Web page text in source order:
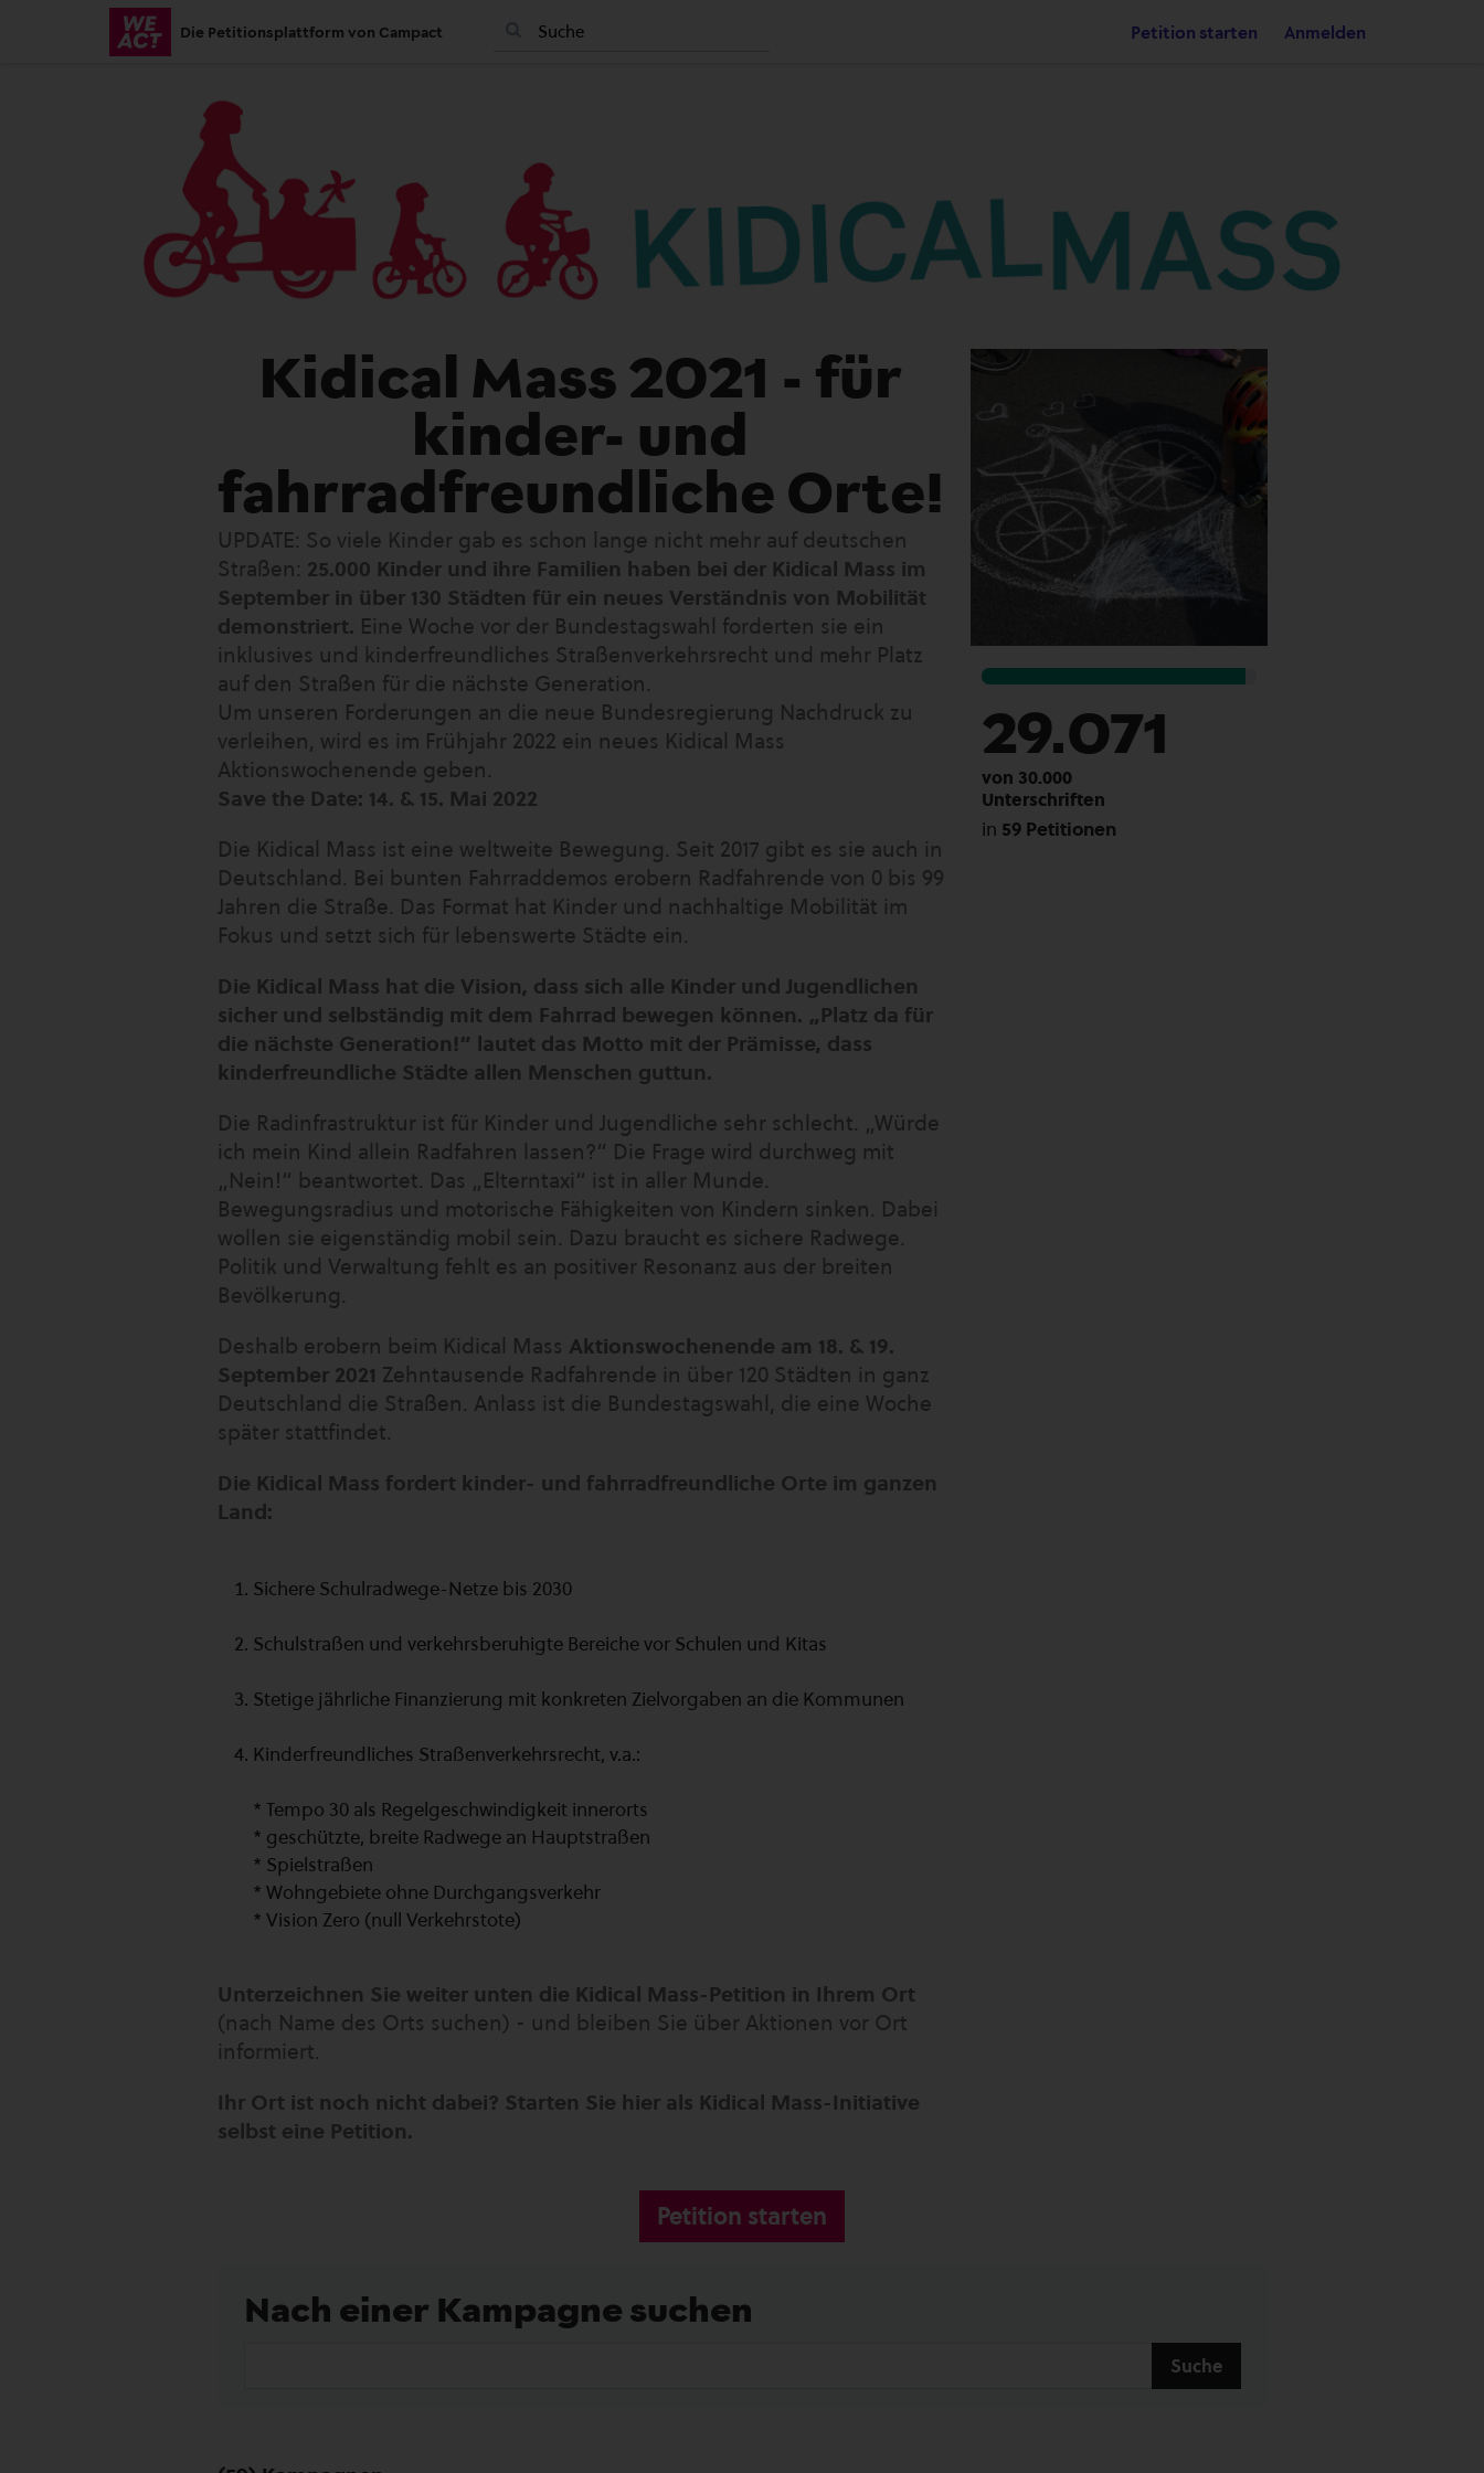
Die Petitionsplattform von Campact Petition starten Anmelden
Kidical Mass 2021 - für
kinder- und
fahrradfreundliche Orte!
UPDATE: So viele Kinder gab es schon lange nicht mehr auf deutschen
Straßen: 25.000 Kinder und ihre Familien haben bei der Kidical Mass im
September in über 130 Städten für ein neues Verständnis von Mobilität
demonstriert. Eine Woche vor der Bundestagswahl forderten sie ein
inklusives und kinderfreundliches Straßenverkehrsrecht und mehr Platz
auf den Straßen für die nächste Generation.
Um unseren Forderungen an die neue Bundesregierung Nachdruck zu
verleihen, wird es im Frühjahr 2022 ein neues Kidical Mass
Aktionswochenende geben.
Save the Date: 14. & 15. Mai 2022
Die Kidical Mass ist eine weltweite Bewegung. Seit 2017 gibt es sie auch in
Deutschland. Bei bunten Fahrraddemos erobern Radfahrende von 0 bis 99
Jahren die Straße. Das Format hat Kinder und nachhaltige Mobilität im
Fokus und setzt sich für lebenswerte Städte ein.
Die Kidical Mass hat die Vision, dass sich alle Kinder und Jugendlichen
sicher und selbständig mit dem Fahrrad bewegen können. „Platz da für
die nächste Generation!“ lautet das Motto mit der Prämisse, dass
kinderfreundliche Städte allen Menschen guttun.
Die Radinfrastruktur ist für Kinder und Jugendliche sehr schlecht. „Würde
ich mein Kind allein Radfahren lassen?“ Die Frage wird durchweg mit
„Nein!“ beantwortet. Das „Elterntaxi“ ist in aller Munde.
Bewegungsradius und motorische Fähigkeiten von Kindern sinken. Dabei
wollen sie eigenständig mobil sein. Dazu braucht es sichere Radwege.
Politik und Verwaltung fehlt es an positiver Resonanz aus der breiten
Bevölkerung.
Deshalb erobern beim Kidical Mass Aktionswochenende am 18. & 19.
September 2021 Zehntausende Radfahrende in über 120 Städten in ganz
Deutschland die Straßen. Anlass ist die Bundestagswahl, die eine Woche
später stattfindet.
Die Kidical Mass fordert kinder- und fahrradfreundliche Orte im ganzen
Land:
Sichere Schulradwege-Netze bis 2030
Schulstraßen und verkehrsberuhigte Bereiche vor Schulen und Kitas
Stetige jährliche Finanzierung mit konkreten Zielvorgaben an die Kommunen
Kinderfreundliches Straßenverkehrsrecht, v.a.:
* Tempo 30 als Regelgeschwindigkeit innerorts
* geschützte, breite Radwege an Hauptstraßen
* Spielstraßen
* Wohngebiete ohne Durchgangsverkehr
* Vision Zero (null Verkehrstote)
Unterzeichnen Sie weiter unten die Kidical Mass-Petition in Ihrem Ort
(nach Name des Orts suchen) - und bleiben Sie über Aktionen vor Ort
informiert.
Ihr Ort ist noch nicht dabei? Starten Sie hier als Kidical Mass-Initiative
selbst eine Petition.
29.071
von 30.000
Unterschriften
in 59 Petitionen
Petition starten
Nach einer Kampagne suchen